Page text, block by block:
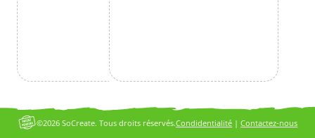
Condidentialité |Contactez-nous
©2026 SoCreate. Tous droits réservés.